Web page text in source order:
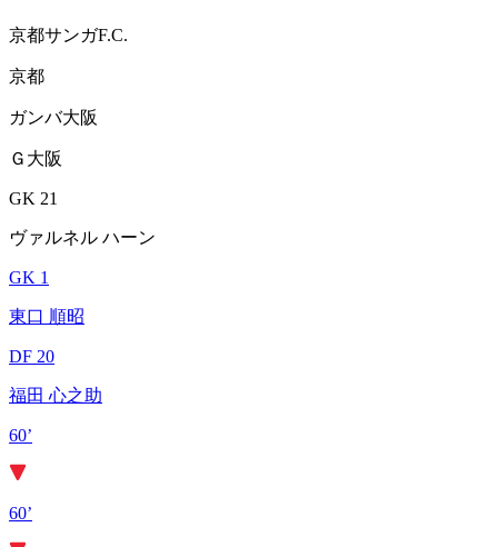
京都サンガF.C.
京都
ガンバ大阪
Ｇ大阪
GK 21
ヴァルネル ハーン
GK 1
東口 順昭
DF 20
福田 心之助
60’
60’